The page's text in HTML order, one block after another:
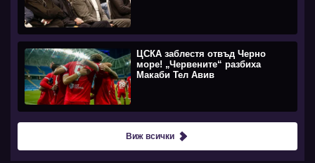
ЦСКА заблестя отвъд Черно
море! „Червените“ разбиха
Макаби Тел Авив
Виж всички